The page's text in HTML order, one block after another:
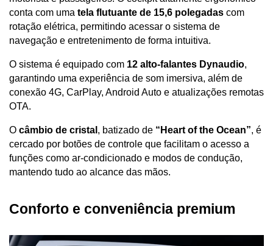
conta com uma tela flutuante de 15,6 polegadas com
rotação elétrica, permitindo acessar o sistema de
navegação e entretenimento de forma intuitiva.
O sistema é equipado com 12 alto-falantes Dynaudio,
garantindo uma experiência de som imersiva, além de
conexão 4G, CarPlay, Android Auto e atualizações remotas
OTA.
O câmbio de cristal , batizado de “Heart of the Ocean”, é
cercado por botões de controle que facilitam o acesso a
funções como ar-condicionado e modos de condução,
mantendo tudo ao alcance das mãos.
Conforto e conveniência premium